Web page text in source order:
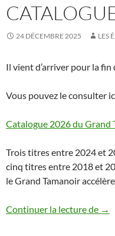
24 DÉCEMBRE 2025 LES
Il vient d’arriver pour la fin
Vous pouvez le consulter
Catalogue 2026 du Grand
Trois titres entre 2024 et
cinq titres entre 2018 et
le Grand Tamanoir
Continuer la lecture de →